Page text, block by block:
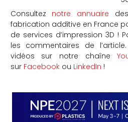
Consultez notre annuaire
fabrication additive en France
de services d’impression 3D !
les commentaires de
vidéos sur notre chaîne
sur Facebookou LinkedIn !